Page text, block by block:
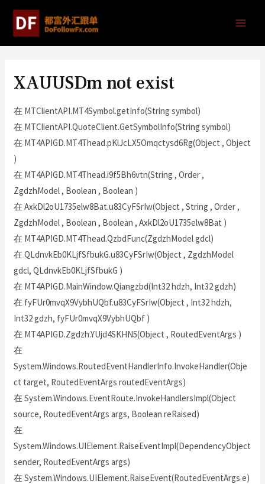
XAUUSDm not exist
在 MTClientAPI.MT4Symbol.getInfo(String symbol)
在 MTClientAPI.QuoteClient.GetSymbolInfo(String symbol)
在 MT4APIGD.MT4Thead.pKlJcLX5Omqctysd6Rg(Object , Object
)
在 MT4APIGD.MT4Thead.i9f5Bh6vtn(String , Order ,
ZgdzhModel , Boolean , Boolean )
在 AxkDl2oU1735elw8Bat.u83CyFSrIw(Object , String , Order ,
ZgdzhModel , Boolean , Boolean , AxkDl2oU1735elw8Bat )
在 MT4APIGD.MT4Thead.QzbdFunc(ZgdzhModel gdcl)
在 QLdnvkEb0KLjfSfbukG.u83CyFSrIw(Object , ZgdzhModel
gdcl, QLdnvkEb0KLjfSfbukG )
在 MT4APIGD.MainWindow.Qiangzbd(Int32 hdzh, Int32 gdzh)
在 fyFUr0mvqX9VybhUQbf.u83CyFSrIw(Object , Int32 hdzh,
Int32 gdzh, fyFUr0mvqX9VybhUQbf )
在 MT4APIGD.Zgdzh.YUjd4SKHN5(Object , RoutedEventArgs )
在
System.Windows.RoutedEventHandlerInfo.InvokeHandler(Obje
ct target, RoutedEventArgs routedEventArgs)
在 System.Windows.EventRoute.InvokeHandlersImpl(Object
source, RoutedEventArgs args, Boolean reRaised)
在
System.Windows.UIElement.RaiseEventImpl(DependencyObject
sender, RoutedEventArgs args)
在 System.Windows.UIElement.RaiseEvent(RoutedEventArgs e)